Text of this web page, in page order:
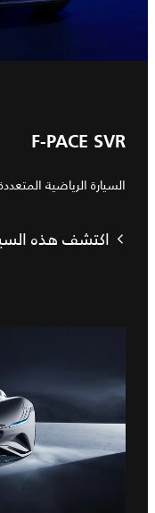
F-PACE SVR
السيارة الرياضية
اكتشف هذه